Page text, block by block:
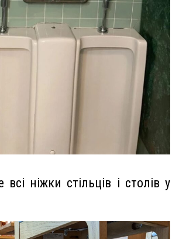
ніжки стільців і столів у